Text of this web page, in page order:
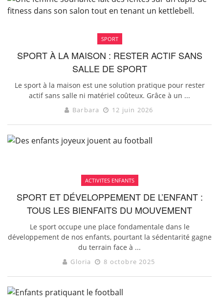
SPORT
SPORT À LA MAISON : RESTER ACTIF SANS
SALLE DE SPORT
Le sport à la maison est une solution pratique pour rester
actif sans salle ni matériel coûteux. Grâce à un ...
Barbara 12 juin 2026
ACTIVITES ENFANTS
SPORT ET DÉVELOPPEMENT DE L’ENFANT :
TOUS LES BIENFAITS DU MOUVEMENT
Le sport occupe une place fondamentale dans le
développement de nos enfants, pourtant la sédentarité gagne
du terrain face à ...
Gloria 8 octobre 2025